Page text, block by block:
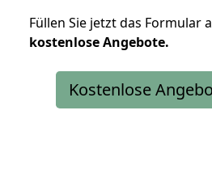
Füllen Sie jetzt das Formular
kostenloseAngebote.
Kostenlose